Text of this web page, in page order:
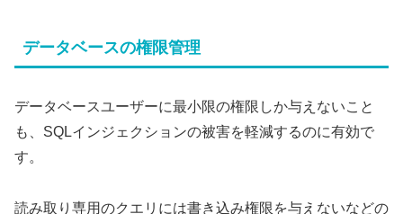
データベースの権限管理
データベースユーザーに最小限の権限しか与えないこと
も、SQLインジェクションの被害を軽減するのに有効で
す。
読み取り専用のクエリには書き込み権限を与えないなどの